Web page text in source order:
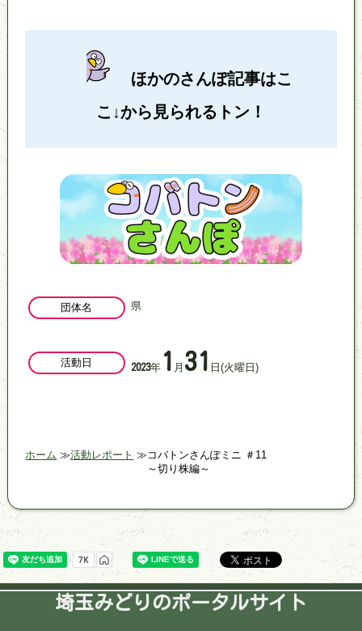
ほかのさんぽ記事はこ
こ↓から見られるトン！
団体名 県
活動日 2023年 1 月 31 日(火曜日)
ホーム 活動レポート
コバトンさんぽミニ ＃11
～切り株編～
埼玉みどりのポータルサイト